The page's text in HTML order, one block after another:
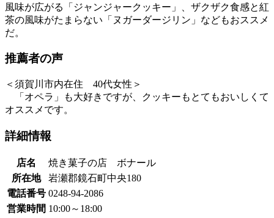
風味が広がる「ジャンジャークッキー」、ザクザク食感と紅
茶の風味がたまらない「ヌガーダージリン」などもおススメ
だ。
推薦者の声
＜須賀川市内在住 40代女性＞
「オペラ」も大好きですが、クッキーもとてもおいしくて
オススメです。
詳細情報
店名
焼き菓子の店 ボナール
所在地
岩瀬郡鏡石町中央180
電話番号 0248-94-2086
営業時間 10:00～18:00